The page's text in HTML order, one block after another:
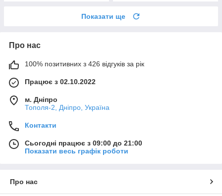
Показати ще
Про нас
100% позитивних з 426 відгуків за рік
Працює з 02.10.2022
м. Дніпро
Тополя-2, Дніпро, Україна
Контакти
Сьогодні працює з 09:00 до 21:00
Показати весь графік роботи
Про нас